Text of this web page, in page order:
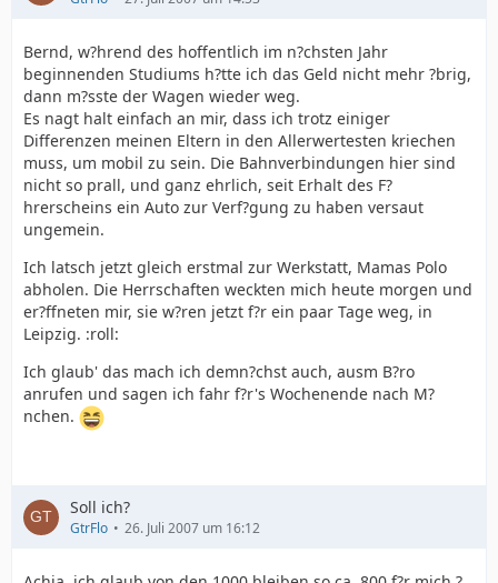
Bernd, w?hrend des hoffentlich im n?chsten Jahr
beginnenden Studiums h?tte ich das Geld nicht mehr ?brig,
dann m?sste der Wagen wieder weg.
Es nagt halt einfach an mir, dass ich trotz einiger
Differenzen meinen Eltern in den Allerwertesten kriechen
muss, um mobil zu sein. Die Bahnverbindungen hier sind
nicht so prall, und ganz ehrlich, seit Erhalt des F?
hrerscheins ein Auto zur Verf?gung zu haben versaut
ungemein.
Ich latsch jetzt gleich erstmal zur Werkstatt, Mamas Polo
abholen. Die Herrschaften weckten mich heute morgen und
er?ffneten mir, sie w?ren jetzt f?r ein paar Tage weg, in
Leipzig. :roll:
Ich glaub' das mach ich demn?chst auch, ausm B?ro
anrufen und sagen ich fahr f?r's Wochenende nach M?
nchen.
Soll ich?
GtrFlo 26. Juli 2007 um 16:12